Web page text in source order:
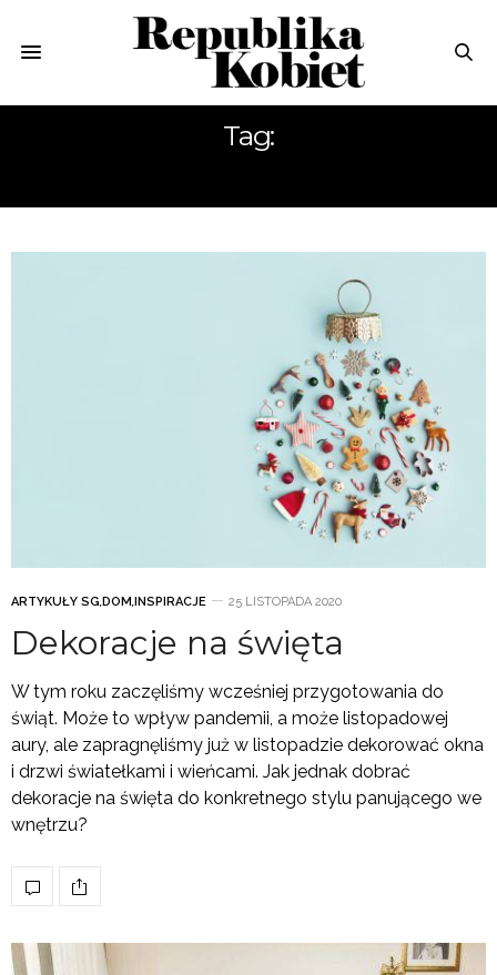
Tag:
ARTYKUŁY SG,DOM, INSPIRACJE 25 LISTOPADA 2020
Dekoracje na święta
W tym roku zaczęliśmy wcześniej przygotowania do
świąt. Może to wpływ pandemii, a może listopadowej
aury, ale zapragnęliśmy już w listopadzie dekorować okna
i drzwi światełkami i wieńcami. Jak jednak dobrać
dekoracje na święta do konkretnego stylu panującego we
wnętrzu?